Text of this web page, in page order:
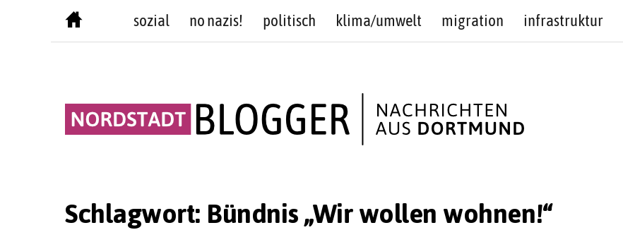
sozial no nazis! politisch klima/umwelt migration infrastruktur
Schlagwort: Bündnis „Wir wollen wohnen!“